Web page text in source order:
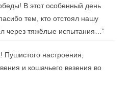
В этот особенный день
тем, кто отстоял нашу
через тяжёлые испытания… ”
настроения,
и кошачьего везения во